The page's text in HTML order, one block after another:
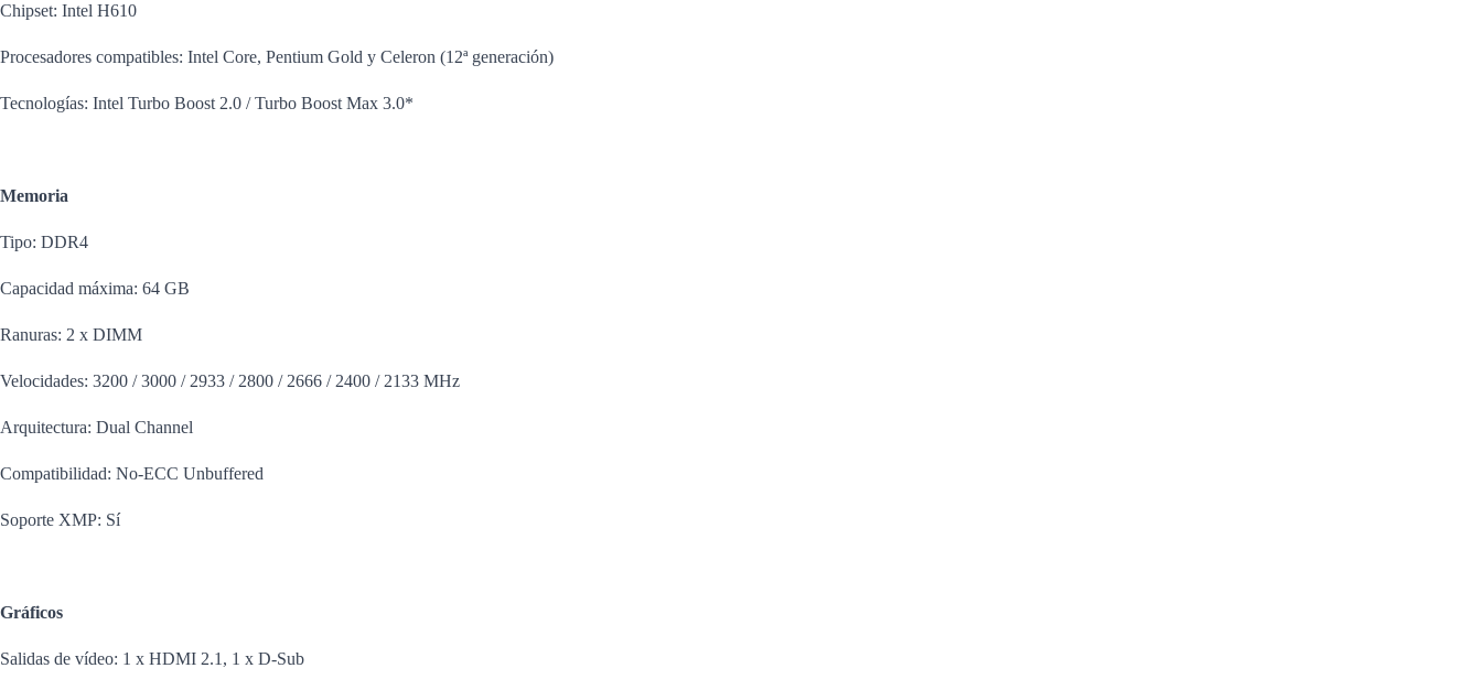
Chipset: Intel H610
Procesadores compatibles: Intel Core, Pentium Gold y Celeron (12ª generación)
Tecnologías: Intel Turbo Boost 2.0 / Turbo Boost Max 3.0*
Memoria
Tipo: DDR4
Capacidad máxima: 64 GB
Ranuras: 2 x DIMM
Velocidades: 3200 / 3000 / 2933 / 2800 / 2666 / 2400 / 2133 MHz
Arquitectura: Dual Channel
Compatibilidad: No-ECC Unbuffered
Soporte XMP: Sí
Gráficos
Salidas de vídeo: 1 x HDMI 2.1, 1 x D-Sub